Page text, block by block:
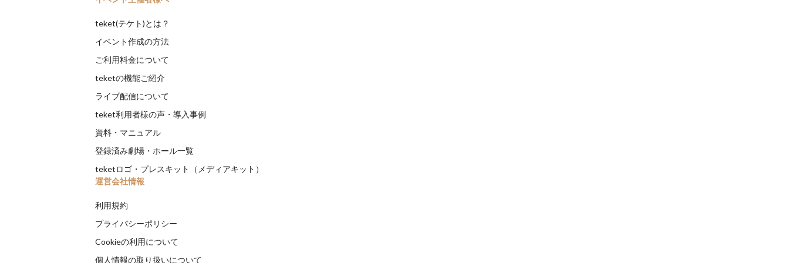
teket(テケト)とは？
イベント作成の方法
ご利用料金について
teketの機能ご紹介
ライブ配信について
teket利用者様の声・導入事例
資料・マニュアル
登録済み劇場・ホール一覧
teketロゴ・プレスキット（メディアキット）
運営会社情報
利用規約
プライバシーポリシー
Cookieの利用について
個人情報の取り扱いについて